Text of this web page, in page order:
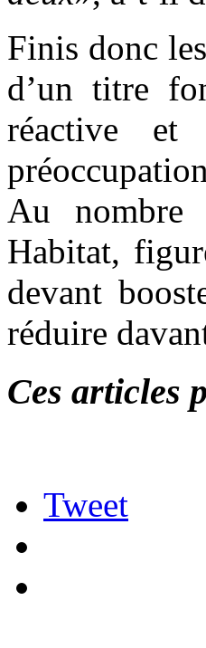
Finis donc
d’un titre
réactive et
Au nombre
Habitat,
devant
réduire
Ces articles
Tweet